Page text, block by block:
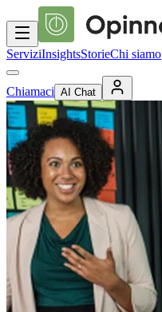
ServiziInsightsStorieChi siamo
Chiamaci AI Chat